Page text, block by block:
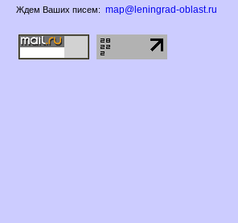
Ждем Ваших писем: map@leningrad-oblast.ru